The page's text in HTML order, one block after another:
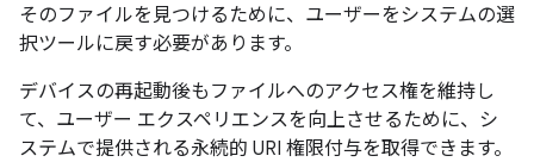
そのファイルを見つけるために、ユーザーをシステムの選
択ツールに戻す必要があります。
デバイスの再起動後もファイルへのアクセス権を維持し
て、ユーザー エクスペリエンスを向上させるために、シ
ステムで提供される永続的 URI 権限付与を取得できます。